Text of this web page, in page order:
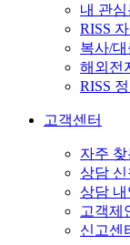
내 관
RISS
복사/
해외전
RISS
고객센터
자주
상담 신
상담 내
고객제
신고센